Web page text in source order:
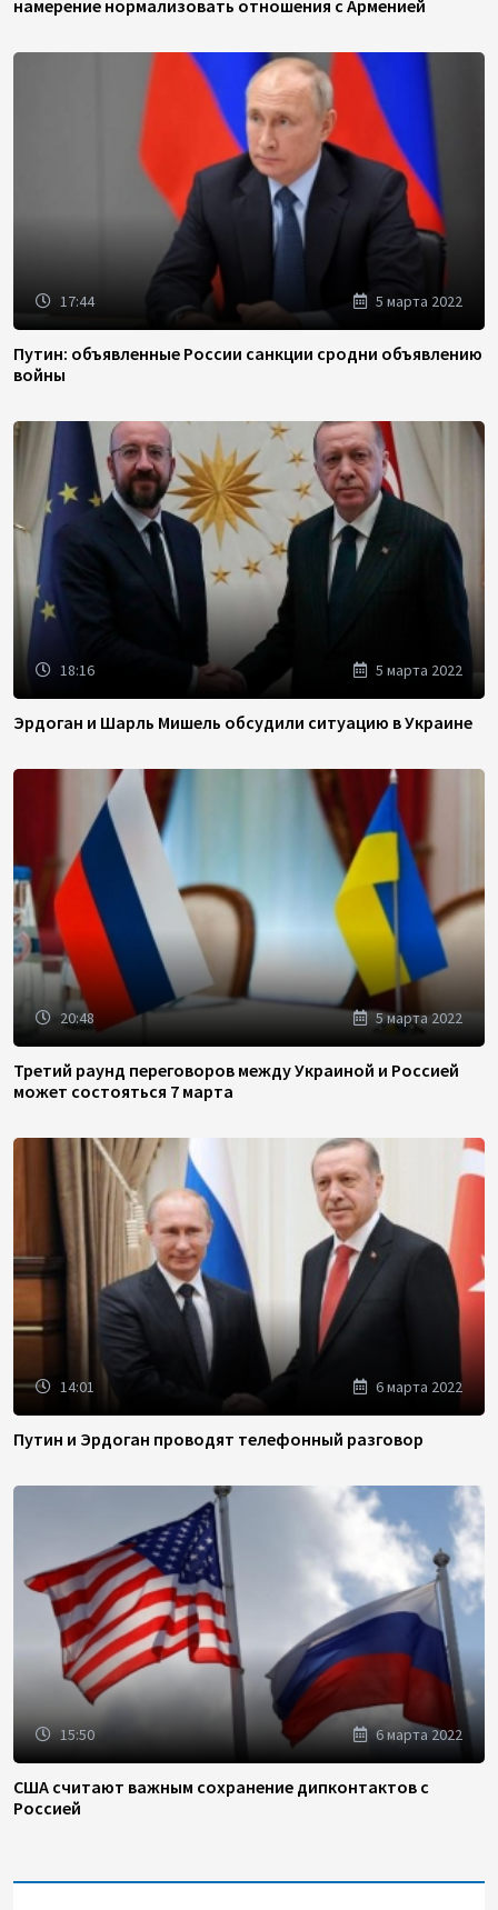
намерение нормализовать отношения с Арменией
17:44 5 марта 2022
Путин: объявленные России санкции сродни объявлению
войны
18:16 5 марта 2022
Эрдоган и Шарль Мишель обсудили ситуацию в Украине
20:48 5 марта 2022
Третий раунд переговоров между Украиной и Россией
может состояться 7 марта
14:01 6 марта 2022
Путин и Эрдоган проводят телефонный разговор
15:50 6 марта 2022
США считают важным сохранение дипконтактов с
Россией